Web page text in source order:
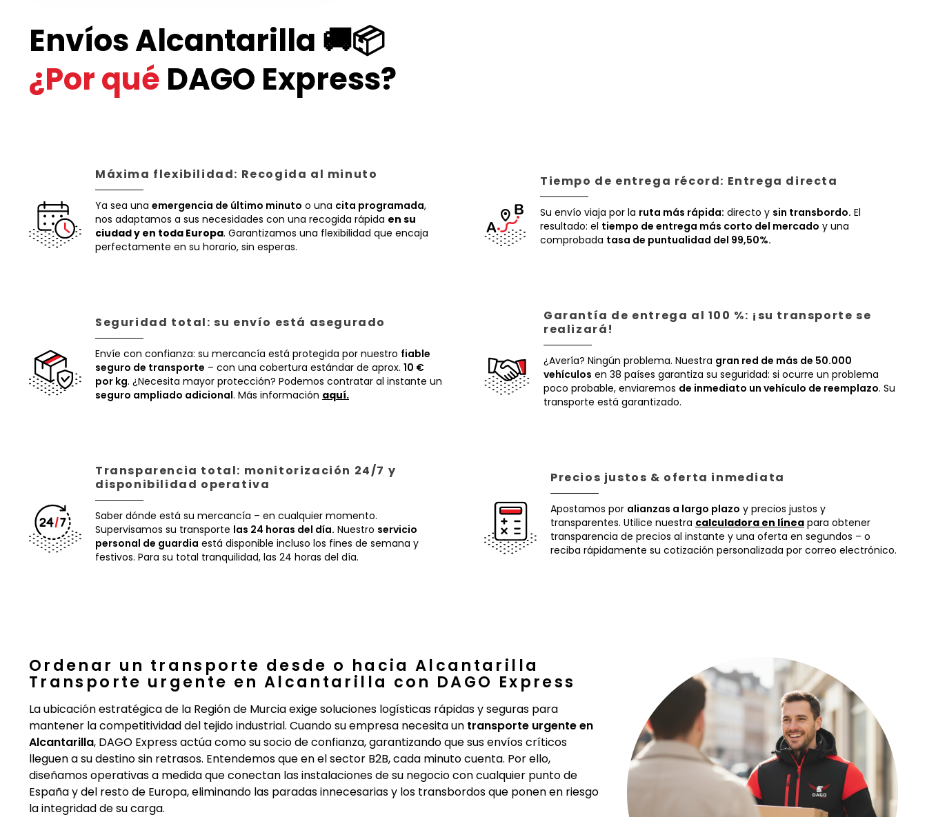
Envíos Alcantarilla 🚚📦
¿Por qué DAGO Express?
Máxima flexibilidad: Recogida al minuto
Ya sea una emergencia de último minuto o una cita programada,
nos adaptamos a sus necesidades con una recogida rápida en su
ciudad y en toda Europa. Garantizamos una flexibilidad que encaja
perfectamente en su horario, sin esperas.
Tiempo de entrega récord: Entrega directa
Su envío viaja por la ruta más rápida: directo y sin transbordo. El
resultado: el tiempo de entrega más corto del mercado y una
comprobada tasa de puntualidad del 99,50%.
Seguridad total: su envío está asegurado
Envíe con confianza: su mercancía está protegida por nuestro fiable
seguro de transporte – con una cobertura estándar de aprox. 10 €
por kg. ¿Necesita mayor protección? Podemos contratar al instante un
seguro ampliado adicional. Más información aquí.
Garantía de entrega al 100 %: ¡su transporte se
realizará!
¿Avería? Ningún problema. Nuestra gran red de más de 50.000
vehículos en 38 países garantiza su seguridad: si ocurre un problema
poco probable, enviaremos de inmediato un vehículo de reemplazo. Su
transporte está garantizado.
Transparencia total: monitorización 24/7 y
disponibilidad operativa
Saber dónde está su mercancía – en cualquier momento.
Supervisamos su transporte las 24 horas del día. Nuestro servicio
personal de guardia está disponible incluso los fines de semana y
festivos. Para su total tranquilidad, las 24 horas del día.
Precios justos & oferta inmediata
Apostamos por alianzas a largo plazo y precios justos y
transparentes. Utilice nuestra calculadora en línea para obtener
transparencia de precios al instante y una oferta en segundos – o
reciba rápidamente su cotización personalizada por correo electrónico.
Ordenar un transporte desde o hacia Alcantarilla
Transporte urgente en Alcantarilla con DAGO Express
La ubicación estratégica de la Región de Murcia exige soluciones logísticas rápidas y seguras para
mantener la competitividad del tejido industrial. Cuando su empresa necesita un transporte urgente en
Alcantarilla, DAGO Express actúa como su socio de confianza, garantizando que sus envíos críticos
lleguen a su destino sin retrasos. Entendemos que en el sector B2B, cada minuto cuenta. Por ello,
diseñamos operativas a medida que conectan las instalaciones de su negocio con cualquier punto de
España y del resto de Europa, eliminando las paradas innecesarias y los transbordos que ponen en riesgo
la integridad de su carga.